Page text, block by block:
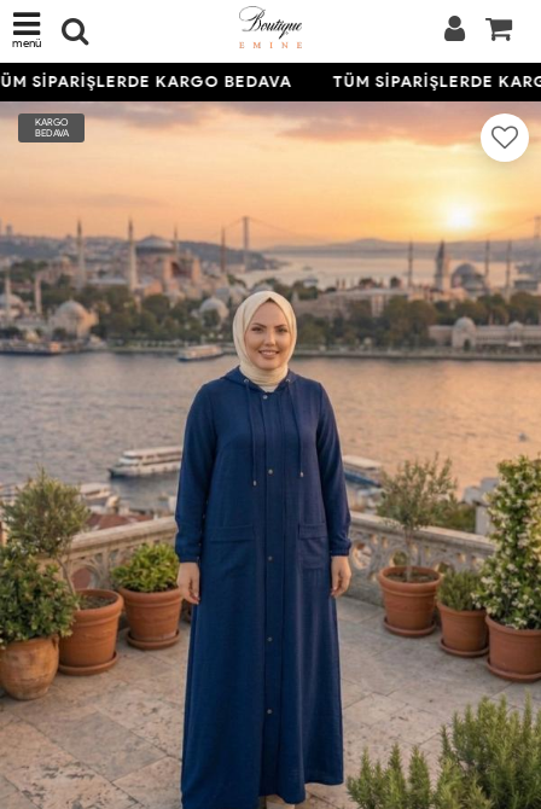
menü
SİPARİŞLERDE KARGO BEDAVA TÜM SİPARİŞLERDE
KARGO
BEDAVA